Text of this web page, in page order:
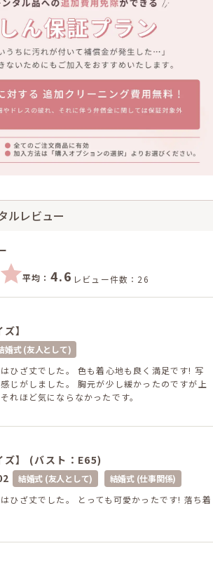
ルレビュー
平均： 4.6 レビュー件数：26
】
婚式 (友人として)
ひざ丈でした。 色も着心地も良く満足です! 写
じがしました。 胸元が少し緩かったのですが上
れほど気にならなかったです。
】 (バスト：E65)
結婚式 (友人として)
結婚式 (仕事関係)
ひざ丈でした。 とっても可愛かったです! 落ち着